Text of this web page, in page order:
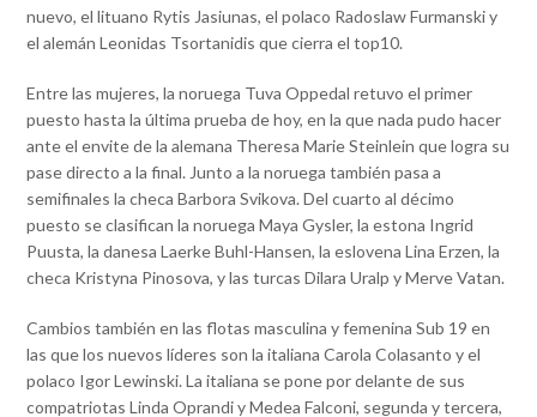
nuevo, el lituano Rytis Jasiunas, el polaco Radoslaw Furmanski y
el alemán Leonidas Tsortanidis que cierra el top10.
Entre las mujeres, la noruega Tuva Oppedal retuvo el primer
puesto hasta la última prueba de hoy, en la que nada pudo hacer
ante el envite de la alemana Theresa Marie Steinlein que logra su
pase directo a la final. Junto a la noruega también pasa a
semifinales la checa Barbora Svikova. Del cuarto al décimo
puesto se clasifican la noruega Maya Gysler, la estona Ingrid
Puusta, la danesa Laerke Buhl-Hansen, la eslovena Lina Erzen, la
checa Kristyna Pinosova, y las turcas Dilara Uralp y Merve Vatan.
Cambios también en las flotas masculina y femenina Sub 19 en
las que los nuevos líderes son la italiana Carola Colasanto y el
polaco Igor Lewinski. La italiana se pone por delante de sus
compatriotas Linda Oprandi y Medea Falconi, segunda y tercera,